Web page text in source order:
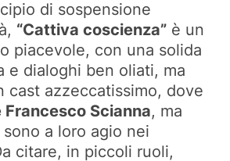
di sospensione
, “Cattiva coscienza” è un
piacevole, con una solida
e dialoghi ben oliati, ma
cast azzeccatissimo, dove
Scianna, ma
a loro agio nei
citare, in piccoli ruoli,